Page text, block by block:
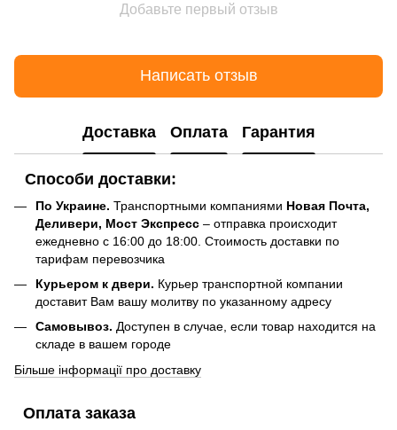
Добавьте первый отзыв
Написать отзыв
Доставка Оплата Гарантия
Способи доставки:
По Украине. Транспортными компаниями Новая Почта,
Деливери, Мост Экспресс – отправка происходит
ежедневно с 16:00 до 18:00. Стоимость доставки по
тарифам перевозчика
Курьером к двери. Курьер транспортной компании
доставит Вам вашу молитву по указанному адресу
Самовывоз. Доступен в случае, если товар находится на
складе в вашем городе
Більше інформації про доставку
Оплата заказа